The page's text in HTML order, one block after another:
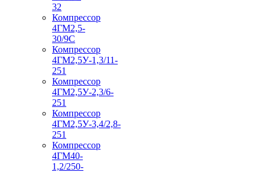
32
Компрессор
4ГМ2,5-
30/9С
Компрессор
4ГМ2,5У-1,3/11-
251
Компрессор
4ГМ2,5У-2,3/6-
251
Компрессор
4ГМ2,5У-3,4/2,8-
251
Компрессор
4ГМ40-
1,2/250-